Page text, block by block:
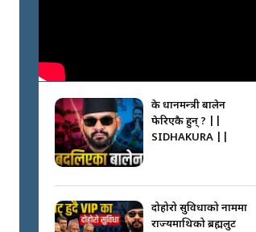
के प्रधानमन्त्री बालेन
फेरिएकै हुन् ? ||
SIDHAKURA ||
दोहोरो सुविधाको नाममा
राज्यमाथिको ब्रह्मलुट